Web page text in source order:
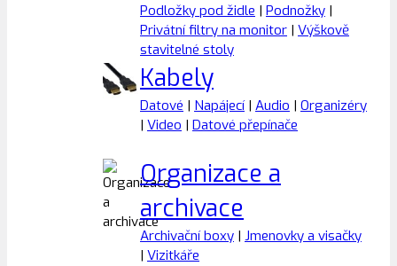
Podložky pod židle | Podnožky |
Privátní filtry na monitor | Výškově
stavitelné stoly
Kabely
Datové | Napájecí| Audio | Organizéry
| Video | Datové přepínače
Organizace a
archivace
Archivační boxy | Jmenovky a visačky
| Vizitkáře